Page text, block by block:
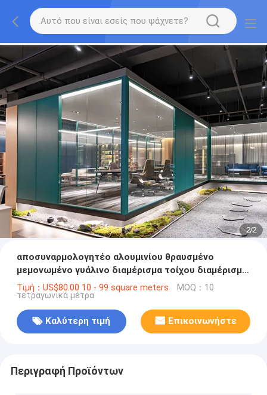
2/2
αποσυναρμολογητέο αλουμινίου θραυσμένο
μεμονωμένο γυάλινο διαμέρισμα τοίχου διαμέρισμα
επίπλων γραφείου
Τιμή：US$80.00 10 - 99 square meters MOQ：10
τετραγωνικά μέτρα
Καλύτερη τιμή Επικοινωνήστε
Περιγραφή Προϊόντων